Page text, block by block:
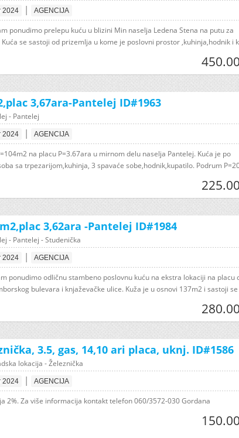
2024 | AGENCIJA
ponudimo prelepu kuću u blizini Min naselja Ledena Stena na putu za
se sastoji od prizemlja u kome je poslovni prostor ,kuhinja,hodnik i
3,67ara-Pantelej ID#1963
- Pantelej
2024 | AGENCIJA
na placu P=3.67ara u mirnom delu naselja Pantelej. Kuća je po
sa trpezarijom,kuhinja, 3 spavaće sobe,hodnik,kupatilo. Podrum
3,62ara -Pantelej ID#1984
- Pantelej - Studenička
2024 | AGENCIJA
ponudimo odličnu stambeno poslovnu kuću na ekstra lokaciji na placu
bulevara i knjaževačke ulice. Kuža je u osnovi 137m2 i sastoji se
3.5, gas, 14,10 ari placa, uknj. ID#1586
lokacija - Železnička
2024 | AGENCIJA
2%. Za više informacija kontakt telefon 060/3572-030 Gordana